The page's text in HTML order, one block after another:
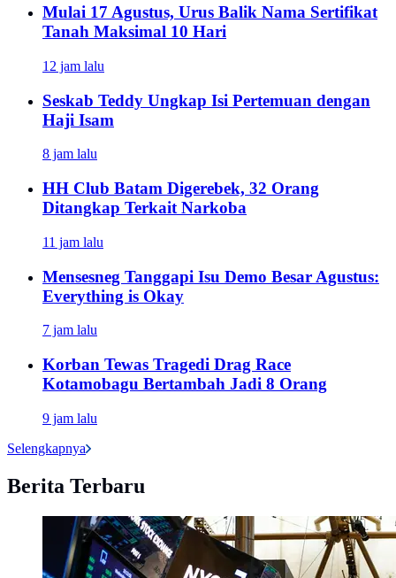
Mulai 17 Agustus, Urus Balik Nama Sertifikat
Tanah Maksimal 10 Hari
12 jam lalu
Seskab Teddy Ungkap Isi Pertemuan dengan
Haji Isam
8 jam lalu
HH Club Batam Digerebek, 32 Orang
Ditangkap Terkait Narkoba
11 jam lalu
Mensesneg Tanggapi Isu Demo Besar Agustus:
Everything is Okay
7 jam lalu
Korban Tewas Tragedi Drag Race
Kotamobagu Bertambah Jadi 8 Orang
9 jam lalu
Selengkapnya
Berita Terbaru